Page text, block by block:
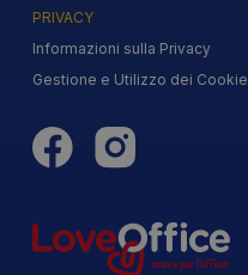
PRIVACY
Informazioni sulla Privacy
Gestione e Utilizzo dei Cookie